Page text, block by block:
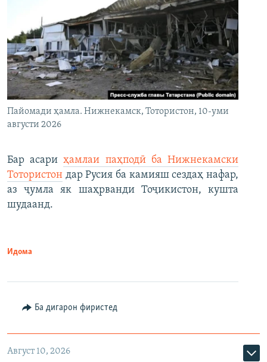
Пайомади ҳамла. Нижнекамск, Тотористон, 10-уми
августи 2026
Бар асариҳамлаи паҳподӣ ба Нижнекамски
Тотористон дар Русия ба камияш сездаҳ нафар,
аз ҷумла як шаҳрванди Тоҷикистон, кушта
шудаанд.
Идома
Ба дигарон фиристед
Август 10, 2026